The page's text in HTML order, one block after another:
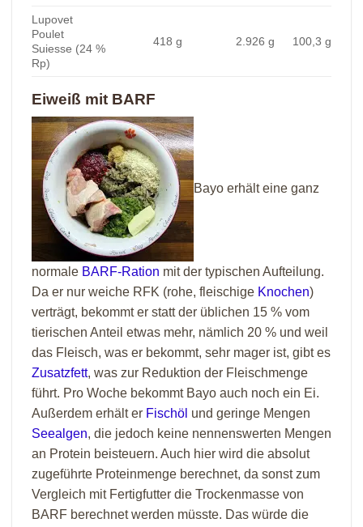
Lupovet
Poulet
Suiesse (24 %
Rp)
418 g 2.926 g 100,3 g
Eiweiß mit BARF
Bayo erhält eine ganz
normale BARF-Ration mit der typischen Aufteilung.
Da er nur weiche RFK (rohe, fleischige Knochen)
verträgt, bekommt er statt der üblichen 15 % vom
tierischen Anteil etwas mehr, nämlich 20 % und weil
das Fleisch, was er bekommt, sehr mager ist, gibt es
Zusatzfett, was zur Reduktion der Fleischmenge
führt. Pro Woche bekommt Bayo auch noch ein Ei.
Außerdem erhält er Fischöl und geringe Mengen
Seealgen, die jedoch keine nennenswerten Mengen
an Protein beisteuern. Auch hier wird die absolut
zugeführte Proteinmenge berechnet, da sonst zum
Vergleich mit Fertigfutter die Trockenmasse von
BARF berechnet werden müsste. Das würde die